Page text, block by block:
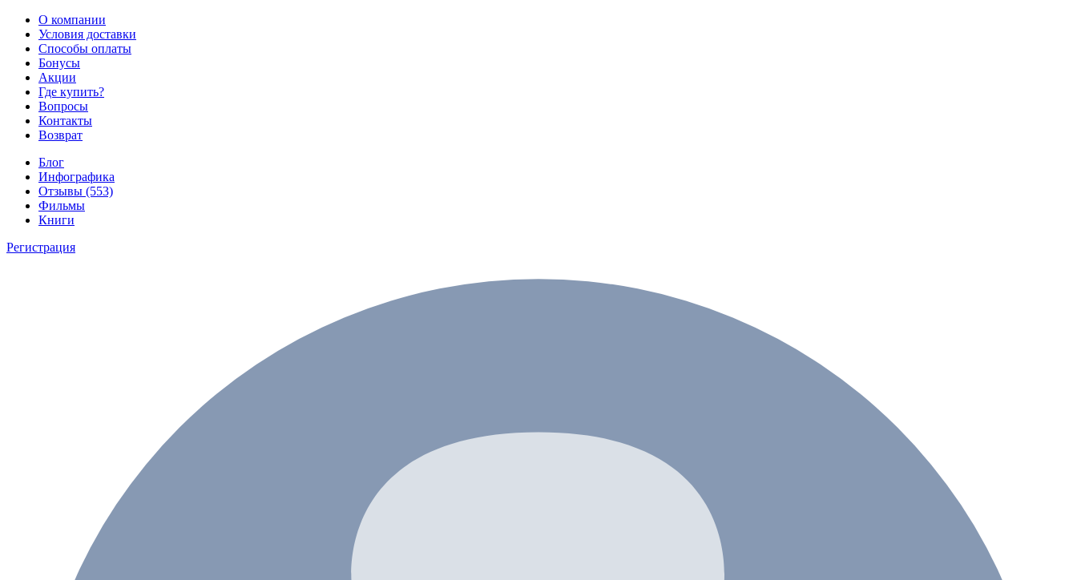
О компании
Условия доставки
Способы оплаты
Бонусы
Акции
Где купить?
Вопросы
Контакты
Возврат
Блог
Инфографика
Отзывы (553)
Фильмы
Книги
Регистрация